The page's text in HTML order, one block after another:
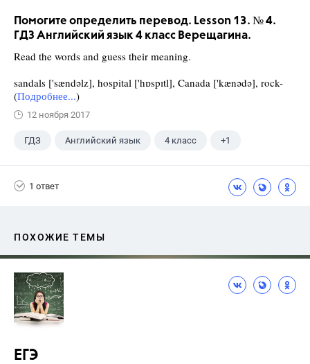
Помогите определить перевод. Lesson 13. № 4.
ГДЗ Английский язык 4 класс Верещагина.
Read the words and guess their meaning.
sandals ['sændəlz], hospital ['hɒspɪtl], Canada ['kænədə], rock-
(Подробнее...)
12 ноября 2017
ГДЗ Английский язык 4 класс +1
1 ответ
ПОХОЖИЕ ТЕМЫ
ЕГЭ